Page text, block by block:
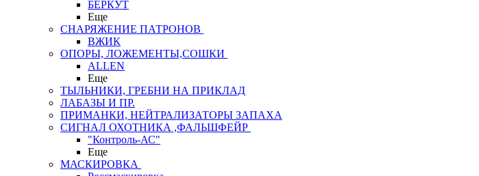
БЕРКУТ
Еще
СНАРЯЖЕНИЕ ПАТРОНОВ
ВЖИК
ОПОРЫ, ЛОЖЕМЕНТЫ,СОШКИ
ALLEN
Еще
ТЫЛЬНИКИ, ГРЕБНИ НА ПРИКЛАД
ЛАБАЗЫ И ПР.
ПРИМАНКИ, НЕЙТРАЛИЗАТОРЫ ЗАПАХА
СИГНАЛ ОХОТНИКА ,ФАЛЬШФЕЙР
"Контроль-АС"
Еще
МАСКИРОВКА